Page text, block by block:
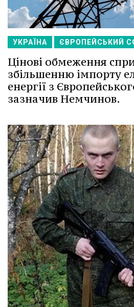
УКРАЇНА ЄВРОПЕЙСЬКИЙ
Цінові обмеження
збільшенню імпорту
енергії з
зазначив Немчинов.